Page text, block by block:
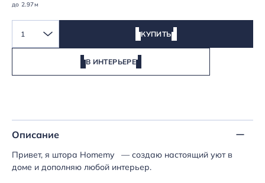
до 2.97м
1 КУПИТЬ
В ИНТЕРЬЕРЕ
Описание
Привет, я штора Homemy — создаю настоящий уют в
доме и дополняю любой интерьер.